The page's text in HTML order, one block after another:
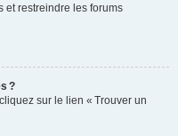
et restreindre les forums
?
sur le lien « Trouver un